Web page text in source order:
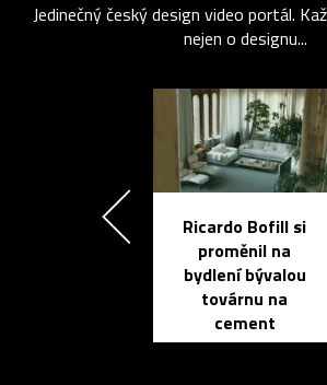
Jedinečný český design video portál.
nejen o designu...
Ricardo Bofill si
proměnil na
bydlení bývalou
továrnu na
cement